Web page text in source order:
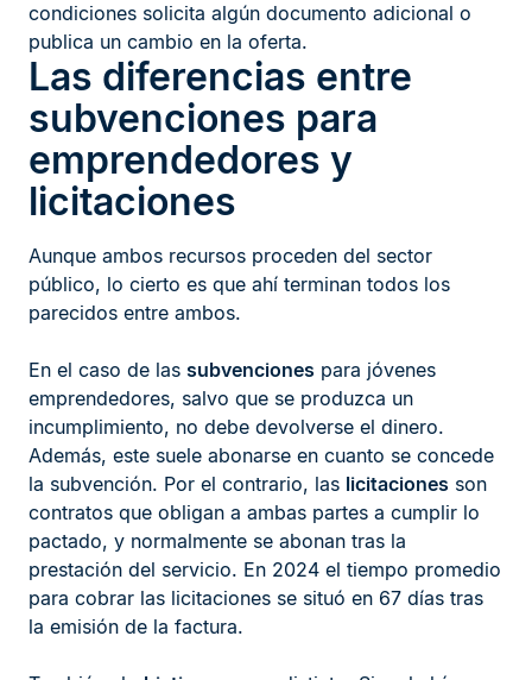
condiciones solicita algún documento adicional o
publica un cambio en la oferta.
Las diferencias entre
subvenciones para
emprendedores y
licitaciones
Aunque ambos recursos proceden del sector
público, lo cierto es que ahí terminan todos los
parecidos entre ambos.
En el caso de las subvenciones para jóvenes
emprendedores, salvo que se produzca un
incumplimiento, no debe devolverse el dinero.
Además, este suele abonarse en cuanto se concede
la subvención. Por el contrario, las licitaciones son
contratos que obligan a ambas partes a cumplir lo
pactado, y normalmente se abonan tras la
prestación del servicio. En 2024 el tiempo promedio
para cobrar las licitaciones se situó en 67 días tras
la emisión de la factura.